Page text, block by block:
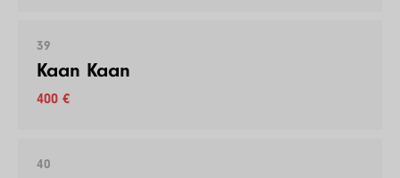
39
Kaan Kaan
400 €
40